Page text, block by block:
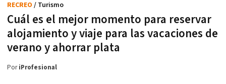
Cuál es el mejor momento para reservar
alojamiento y viaje para las vacaciones de
verano y ahorrar plata
RECREO / Turismo
PoriProfesional